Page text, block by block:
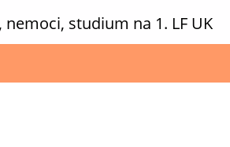
nemoci, studium na 1. LF UK